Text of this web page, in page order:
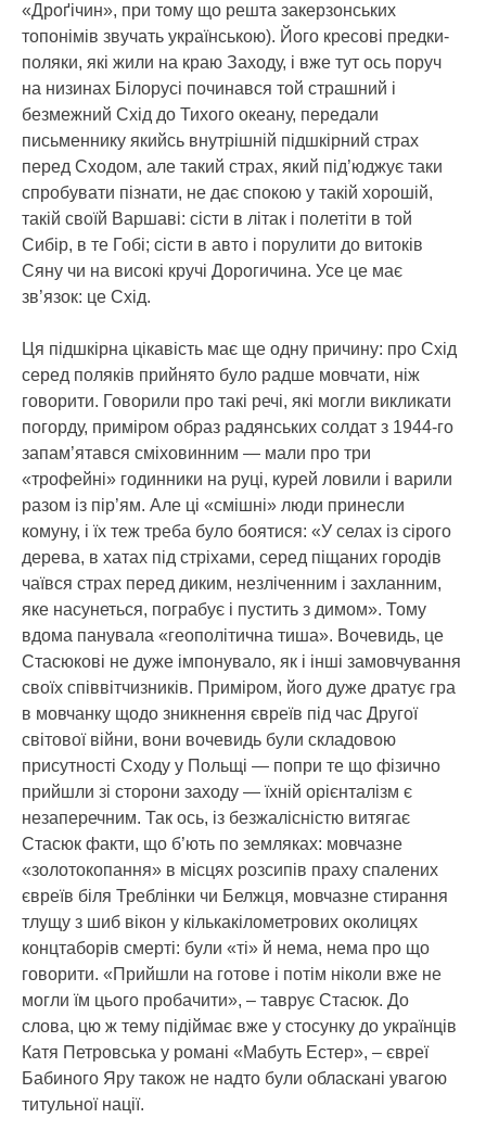
«Дроґічин», при тому що решта закерзонських
топонімів звучать українською). Його кресові предки-
поляки, які жили на краю Заходу, і вже тут ось поруч
на низинах Білорусі починався той страшний і
безмежний Схід до Тихого океану, передали
письменнику якийсь внутрішній підшкірний страх
перед Сходом, але такий страх, який під’юджує таки
спробувати пізнати, не дає спокою у такій хорошій,
такій своїй Варшаві: сісти в літак і полетіти в той
Сибір, в те Гобі; сісти в авто і порулити до витоків
Сяну чи на високі кручі Дорогичина. Усе це має
зв’язок: це Схід.
Ця підшкірна цікавість має ще одну причину: про Схід
серед поляків прийнято було радше мовчати, ніж
говорити. Говорили про такі речі, які могли викликати
погорду, приміром образ радянських солдат з 1944-го
запам’ятався сміховинним — мали про три
«трофейні» годинники на руці, курей ловили і варили
разом із пір’ям. Але ці «смішні» люди принесли
комуну, і їх теж треба було боятися: «У селах із сірого
дерева, в хатах під стріхами, серед піщаних городів
чаївся страх перед диким, незліченним і захланним,
яке насунеться, пограбує і пустить з димом». Тому
вдома панувала «геополітична тиша». Вочевидь, це
Стасюкові не дуже імпонувало, як і інші замовчування
своїх співвітчизників. Приміром, його дуже дратує гра
в мовчанку щодо зникнення євреїв під час Другої
світової війни, вони вочевидь були складовою
присутності Сходу у Польщі — попри те що фізично
прийшли зі сторони заходу — їхній орієнталізм є
незаперечним. Так ось, із безжалісністю витягає
Стасюк факти, що б’ють по земляках: мовчазне
«золотокопання» в місцях розсипів праху спалених
євреїв біля Треблінки чи Белжця, мовчазне стирання
тлущу з шиб вікон у кількакілометрових околицях
концтаборів смерті: були «ті» й нема, нема про що
говорити. «Прийшли на готове і потім ніколи вже не
могли їм цього пробачити», – таврує Стасюк. До
слова, цю ж тему підіймає вже у стосунку до українців
Катя Петровська у романі «Мабуть Естер», – євреї
Бабиного Яру також не надто були обласкані увагою
титульної нації.